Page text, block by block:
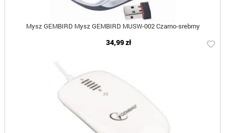
Mysz GEMBIRD Mysz GEMBIRD MUSW-002 Czarno-srebrny
34,99 zł